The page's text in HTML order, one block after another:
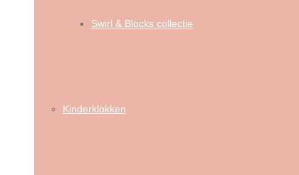
Swirl & Blocks collectie
Kinderklokken